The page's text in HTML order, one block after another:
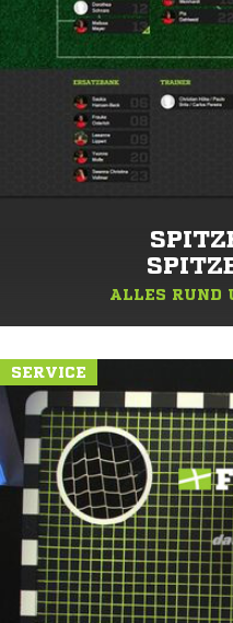
ALLES RUND
SERVICE